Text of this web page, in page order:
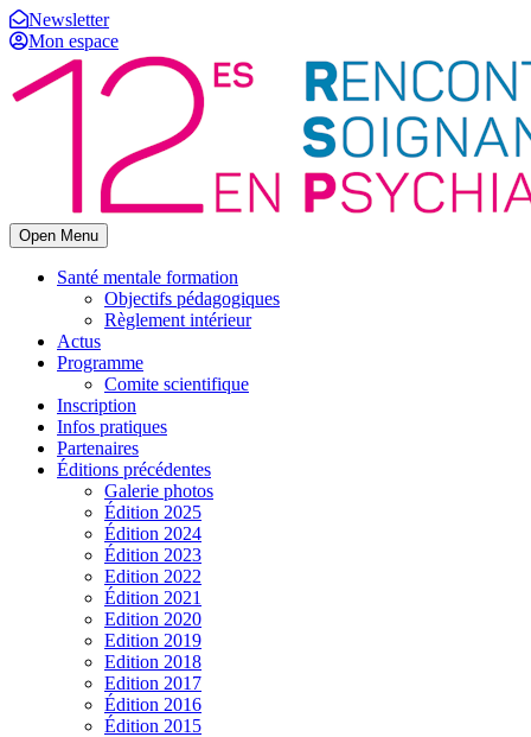
Newsletter
Mon espace
Open Menu
Santé mentale formation
Objectifs pédagogiques
Règlement intérieur
Actus
Programme
Comite scientifique
Inscription
Infos pratiques
Partenaires
Éditions précédentes
Galerie photos
Édition 2025
Édition 2024
Édition 2023
Edition 2022
Édition 2021
Edition 2020
Edition 2019
Edition 2018
Edition 2017
Édition 2016
Édition 2015